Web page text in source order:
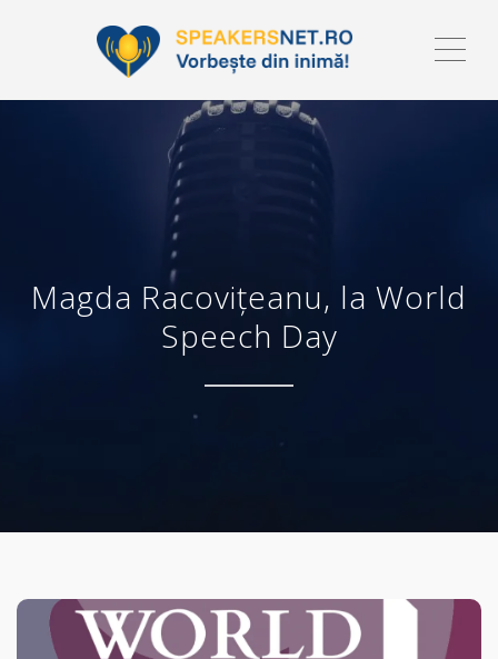
Magda Racovițeanu, la World
Speech Day